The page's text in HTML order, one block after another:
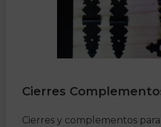
Cierres
Cierres y complementos